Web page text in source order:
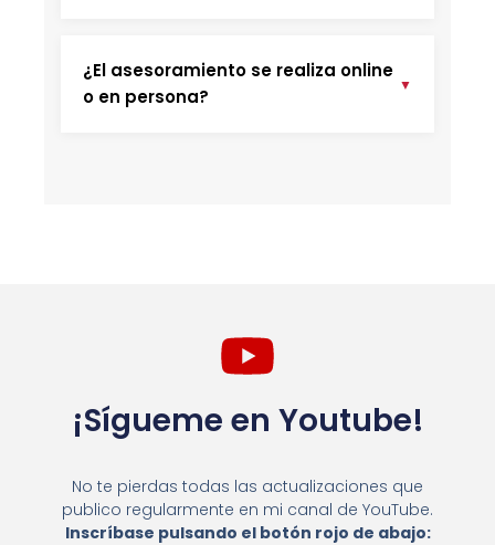
¿El asesoramiento se realiza online
o en persona?
▼
¡Sígueme en Youtube!
No te pierdas todas las actualizaciones que
publico regularmente en mi canal de YouTube.
Inscríbase pulsando el botón rojo de abajo: